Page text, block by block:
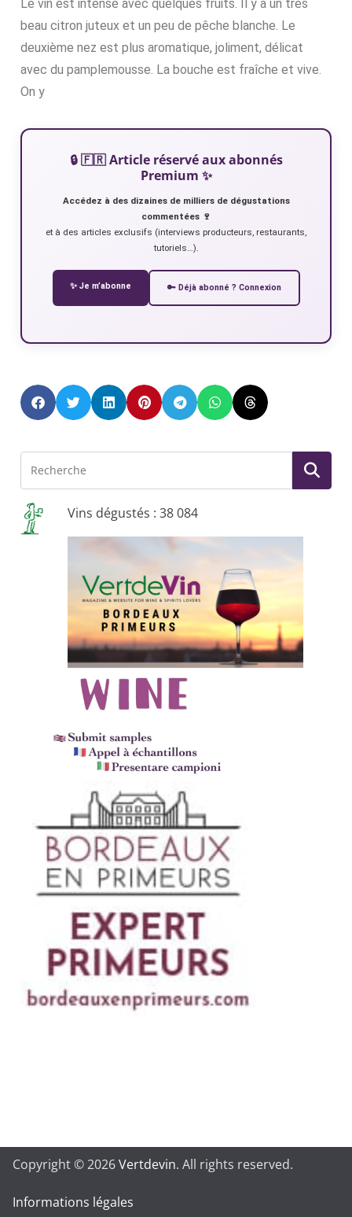
Le vin est intense avec quelques fruits. Il y a un très
beau citron juteux et un peu de pêche blanche. Le
deuxième nez est plus aromatique, joliment, délicat
avec du pamplemousse. La bouche est fraîche et vive.
On y
🔒 🇫🇷 Article réservé aux abonnés
Premium ✨
Accédez à des dizaines de milliers de dégustations
commentées 🍷
et à des articles exclusifs (interviews producteurs, restaurants,
tutoriels…).
✨ Je m’abonne 🔑 Déjà abonné ? Connexion
Vins dégustés : 38 084
Copyright © 2026Vertdevin. All rights reserved.
Informations légales